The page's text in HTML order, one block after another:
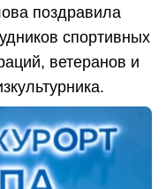
поздравила
спортивных
ветеранов и